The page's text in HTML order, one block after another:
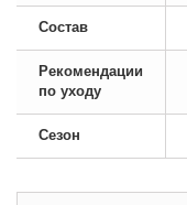
Состав
Рекомендации
по уходу
Сезон